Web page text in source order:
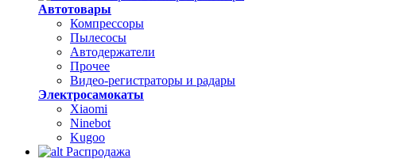
Автотовары
Компрессоры
Пылесосы
Автодержатели
Прочее
Видео-регистраторы и радары
Электросамокаты
Xiaomi
Ninebot
Kugoo
Распродажа